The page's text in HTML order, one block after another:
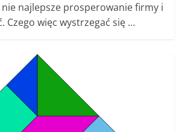
nie najlepsze prosperowanie firmy i
Czego więc wystrzegać się …